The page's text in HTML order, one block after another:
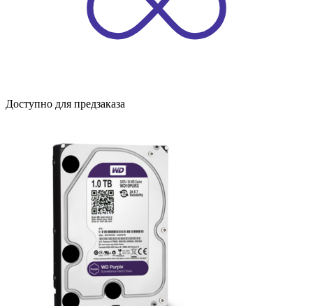
Доступно для предзаказа